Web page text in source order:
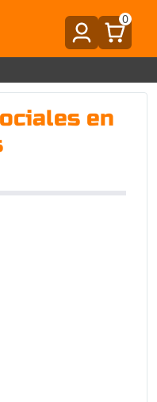
0
en